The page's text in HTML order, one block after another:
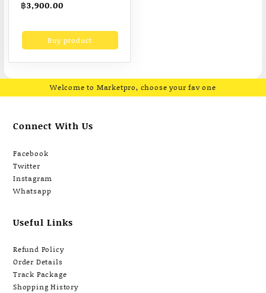
฿3,900.00
Buy product
Welcome to Marketpro, choose your fav one
Connect With Us
Facebook
Twitter
Instagram
Whatsapp
Useful Links
Refund Policy
Order Details
Track Package
Shopping History